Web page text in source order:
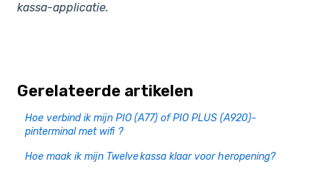
kassa-applicatie.
Gerelateerde artikelen
Hoe verbind ik mijn PIO (A77) of PIO PLUS (A920)-
pinterminal met wifi ?
Hoe maak ik mijn Twelve kassa klaar voor heropening?